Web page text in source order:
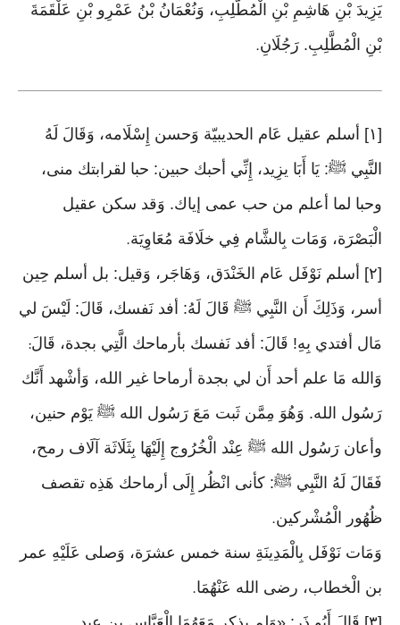
يَزِيدَ بْنِ هَاشِمِ بْنِ الْمُطَّلِبِ، وَنُعْمَانُ بْنُ عَمْرِو بْنِ عَلْقَمَةَ
بْنِ الْمُطَّلِبِ. رَجُلَانِ.
[١] أسلم عقيل عَام الحديبيّة وَحسن إِسْلَامه، وَقَالَ لَهُ
النَّبِي ﷺ: يَا أَبَا يزِيد، إِنِّي أحبك حبين: حبا لقرابتك منى،
وحبا لما أعلم من حب عمى إياك. وَقد سكن عقيل
الْبَصْرَة، وَمَات بِالشَّام فِي خلَافَة مُعَاوِيَة.
[٢] أسلم نَوْفَل عَام الخَنْدَق، وَهَاجَر، وَقيل: بل أسلم حِين
أسر، وَذَلِكَ أَن النَّبِي ﷺ قَالَ لَهُ: أفد نَفسك، قَالَ: لَيْسَ لي
مَال أفتدي بِهِ! قَالَ: أفد نَفسك بأرماحك الَّتِي بجدة، قَالَ:
وَالله مَا علم أحد أَن لي بجدة أرماحا غير الله، وَأشْهد أَنَّك
رَسُول الله. وَهُوَ مِمَّن ثَبت مَعَ رَسُول الله ﷺ يَوْم حنين،
وأعان رَسُول الله ﷺ عِنْد الْخُرُوج إِلَيْهَا بِثَلَاثَة آلَاف رمح،
فَقَالَ لَهُ النَّبِي ﷺ: كأنى انْظُر إِلَى أرماحك هَذِه تقصف
ظُهُور الْمُشْركين.
وَمَات نَوْفَل بِالْمَدِينَةِ سنة خمس عشرَة، وَصلى عَلَيْهِ عمر
بن الْخطاب، رضى الله عَنْهُمَا.